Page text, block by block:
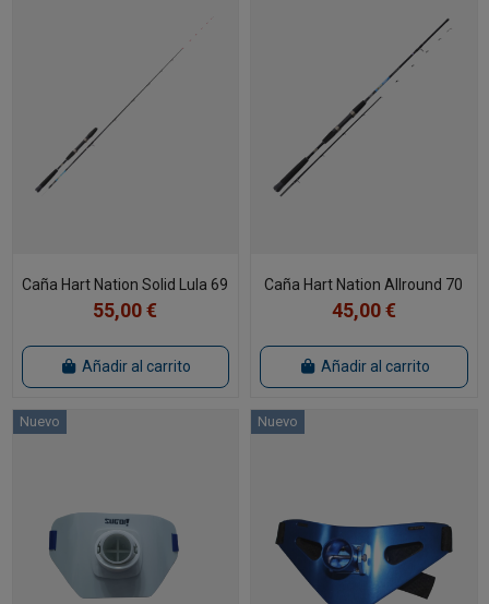
Caña Hart Nation Solid Lula 69
55,00 €
Añadir al carrito
Caña Hart Nation Allround 70
45,00 €
Añadir al carrito
Nuevo Nuevo